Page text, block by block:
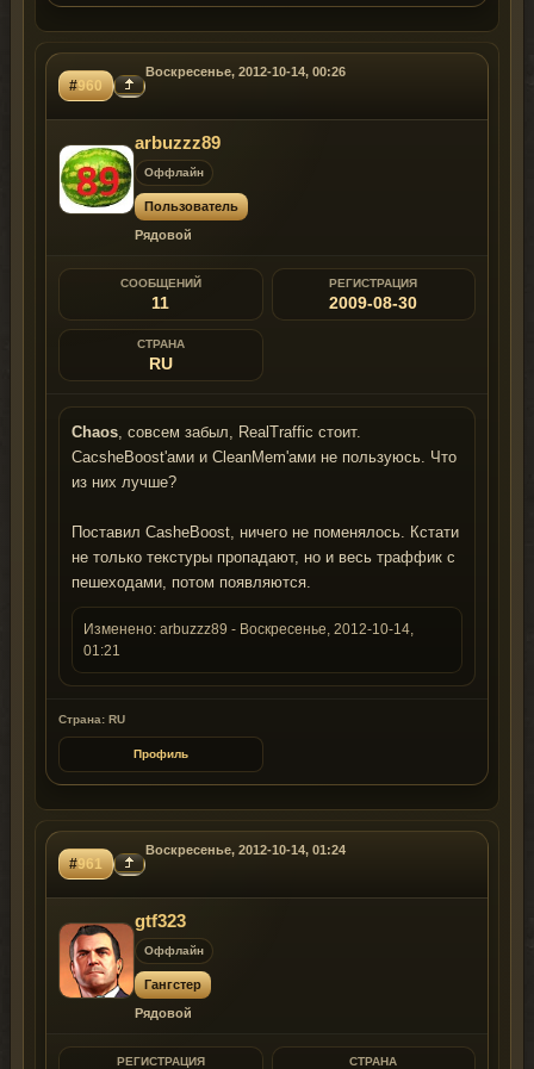
#960
Воскресенье, 2012-10-14, 00:26
arbuzzz89
Оффлайн
Пользователь
Рядовой
СООБЩЕНИЙ
11
РЕГИСТРАЦИЯ
2009-08-30
СТРАНА
RU
Chaos , совсем забыл, RealTraffic стоит.
CacsheBoost'ами и CleanMem'ами не пользуюсь. Что
из них лучше?
Поставил CasheBoost, ничего не поменялось. Кстати
не только текстуры пропадают, но и весь траффик с
пешеходами, потом появляются.
Изменено: arbuzzz89 - Воскресенье, 2012-10-14,
01:21
Страна: RU
Профиль
#961
Воскресенье, 2012-10-14, 01:24
gtf323
Оффлайн
Гангстер
Рядовой
РЕГИСТРАЦИЯ СТРАНА